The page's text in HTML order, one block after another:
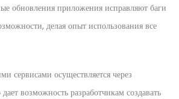
обновления приложения исправляют баги
делая опыт использования все
сервисами осуществляется через
возможность разработчикам создавать